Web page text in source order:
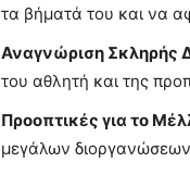
τα βήματά του και να
Αναγνώριση Σκληρής
του αθλητή και της
Προοπτικές για το
μεγάλων